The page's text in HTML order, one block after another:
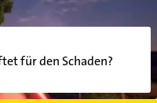
für den Schaden?